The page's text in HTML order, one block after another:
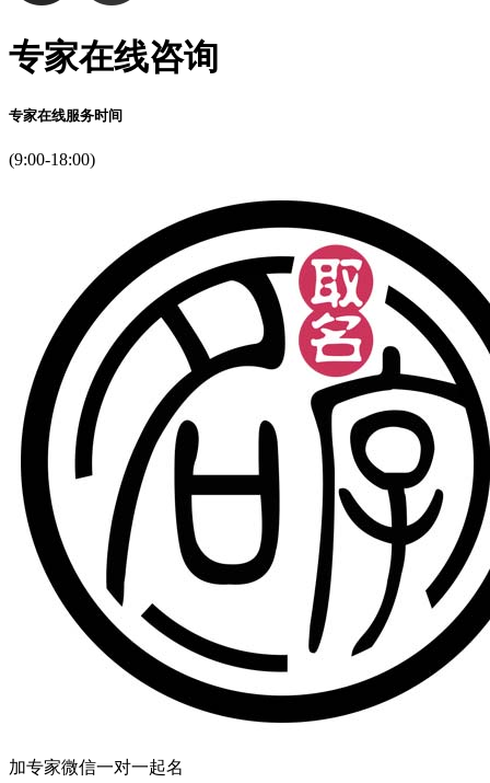
专家在线咨询
专家在线服务时间
(9:00-18:00)
加专家微信一对一起名